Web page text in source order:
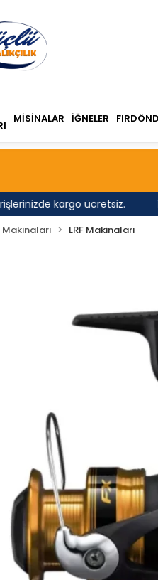
kargo ücretsiz.
MİSİNALAR İĞNELER
LRF Makinaları